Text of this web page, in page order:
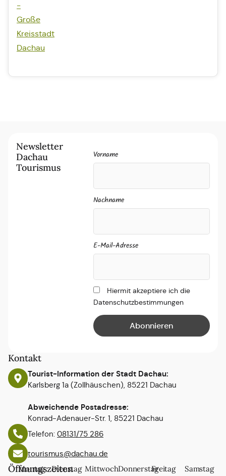
-
Große
Kreisstadt
Dachau
Kontakt
Tourist-Information der Stadt Dachau:
Karlsberg 1a (Zollhäuschen), 85221 Dachau
Abweichende Postadresse:
Konrad-Adenauer-Str. 1, 85221 Dachau
Telefon: 08131/75 286
tourismus@dachau.de
Öffnungszeiten
Montag
Dienstag MittwochDonnerstagFreitag
Samstag
Newsletter
Dachau
Tourismus
Vorname
Nachname
E-Mail-Adresse
Hiermit akzeptiere ich die
Datenschutzbestimmungen